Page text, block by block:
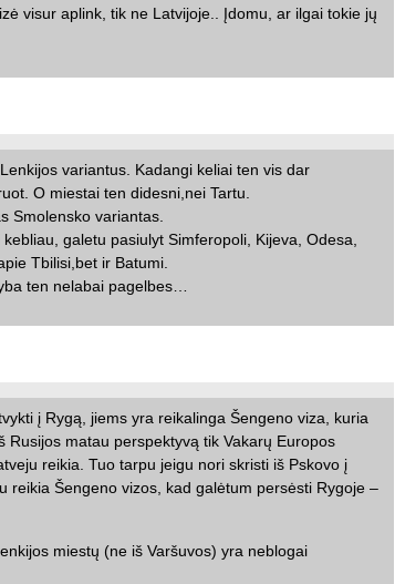
visur aplink, tik ne Latvijoje.. Įdomu, ar ilgai tokie jų
variantus. Kadangi keliai ten vis dar
O miestai ten didesni,nei Tartu.
Smolensko variantas.
galetu pasiulyt Simferopoli, Kijeva, Odesa,
Tbilisi,bet ir Batumi.
ten nelabai pagelbes…
į Rygą, jiems yra reikalinga Šengeno viza, kuria
matau perspektyvą tik Vakarų Europos
reikia. Tuo tarpu jeigu nori skristi iš Pskovo į
reikia Šengeno vizos, kad galėtum persėsti Rygoje –
miestų (ne iš Varšuvos) yra neblogai